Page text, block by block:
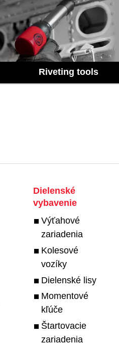
Riveting tools
Dielenské
vybavenie
Výťahové
zariadenia
Kolesové
vozíky
Dielenské lisy
Momentové
kľúče
Štartovacie
zariadenia